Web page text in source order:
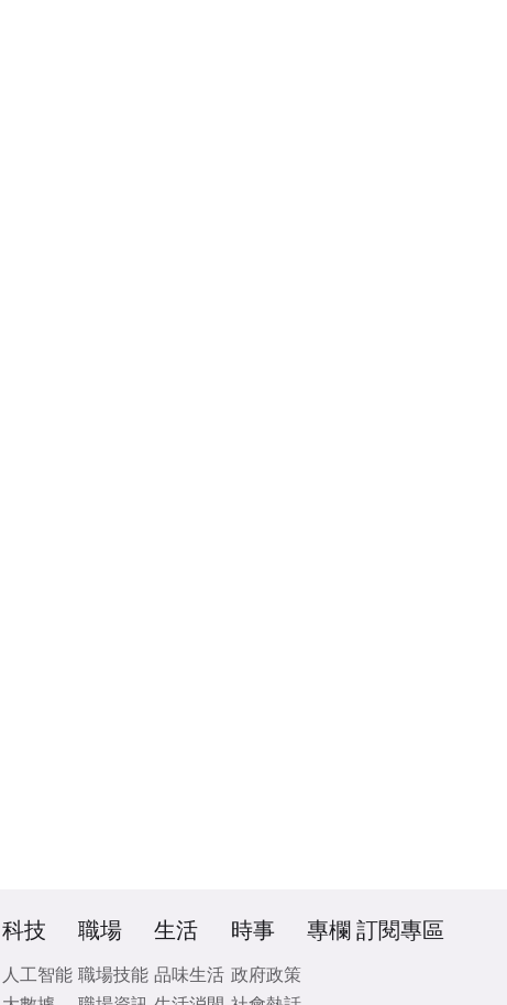
科技
人工智能
職場
職場技能
生活
品味生活
時事
政府政策
專欄 訂閱專區